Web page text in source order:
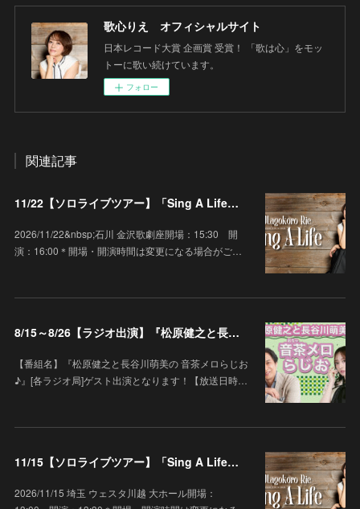
歌心りえ オフィシャルサイト
日本レコード大賞 企画賞 受賞！ 「歌は心」をモッ
トーに歌い続けています。
フォロー
関連記事
11/22【ソロライブツアー】「Sing A Life」石川 金沢歌劇座
2026/11/22&nbsp;石川 金沢歌劇座開場：15:30 開
演：16:00＊開場・開演時間は変更になる場合がご…
8/15～8/26【ラジオ出演】『松原健之と長谷川萌美の 音茶メロらじお♪』
【番組名】『松原健之と長谷川萌美の 音茶メロらじお
♪』[各ラジオ局]ゲスト出演となります！【放送日時…
11/15【ソロライブツアー】「Sing A Life」埼玉 ウェスタ川越 大ホール
2026/11/15 埼玉 ウェスタ川越 大ホール開場：